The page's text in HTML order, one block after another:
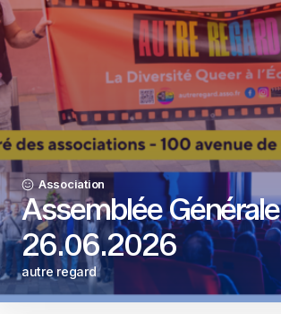
Association
Assemblée Générale
26.06.2026
autre regard